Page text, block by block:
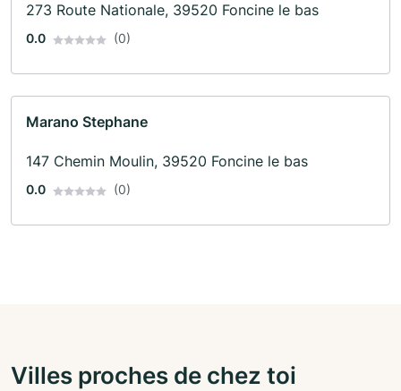
273 Route Nationale, 39520 Foncine le bas
0.0 (0)
Marano Stephane
147 Chemin Moulin, 39520 Foncine le bas
0.0 (0)
Villes proches de chez toi